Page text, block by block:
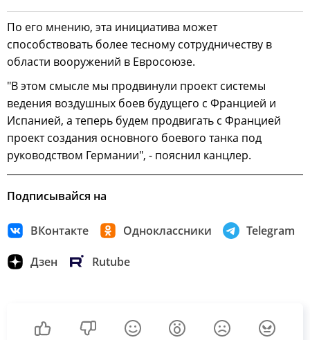
По его мнению, эта инициатива может
способствовать более тесному сотрудничеству в
области вооружений в Евросоюзе.
"В этом смысле мы продвинули проект системы
ведения воздушных боев будущего с Францией и
Испанией, а теперь будем продвигать с Францией
проект создания основного боевого танка под
руководством Германии", - пояснил канцлер.
Подписывайся на
ВКонтакте Одноклассники Telegram
Дзен Rutube